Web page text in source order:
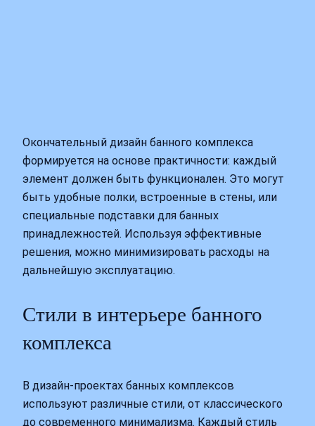
Окончательный дизайн банного комплекса
формируется на основе практичности: каждый
элемент должен быть функционален. Это могут
быть удобные полки, встроенные в стены, или
специальные подставки для банных
принадлежностей. Используя эффективные
решения, можно минимизировать расходы на
дальнейшую эксплуатацию.
Стили в интерьере банного
комплекса
В дизайн-проектах банных комплексов
используют различные стили, от классического
до современного минимализма. Каждый стиль